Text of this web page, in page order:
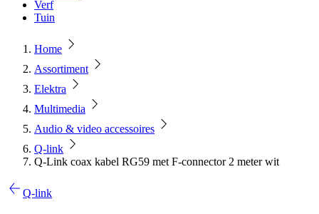
Verf
Tuin
Home
Assortiment
Elektra
Multimedia
Audio & video accessoires
Q-link
Q-Link coax kabel RG59 met F-connector 2 meter wit
Q-link